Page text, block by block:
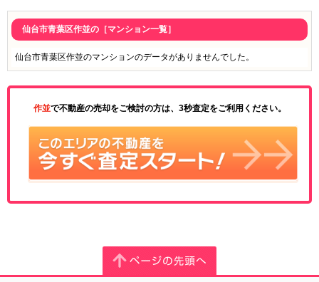
仙台市青葉区作並の［マンション一覧］
仙台市青葉区作並のマンションのデータがありませんでした。
作並で不動産の売却をご検討の方は、3秒査定をご利用ください。